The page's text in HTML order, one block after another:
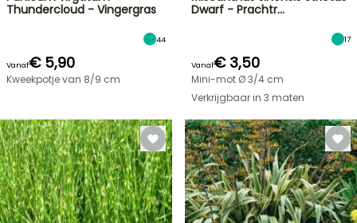
Thundercloud - Vingergras
44
Vanaf€ 5,90
Kweekpotje van 8/9 cm
Dwarf - Prachtr…
17
Vanaf€ 3,50
Mini-mot Ø 3/4 cm
Verkrijgbaar in 3 maten